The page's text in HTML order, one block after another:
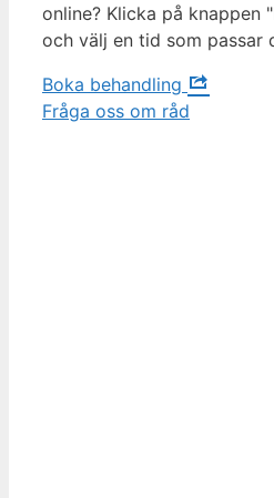
online? Klicka på knappen
och välj en tid som passar
Boka behandling
Fråga oss om råd